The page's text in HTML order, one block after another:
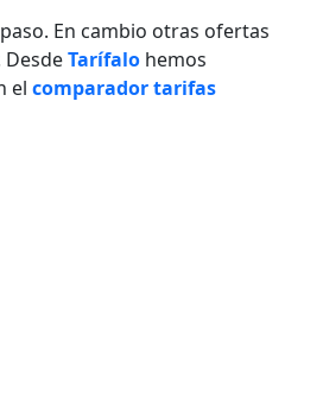
En cambio otras ofertas
Tarífalo hemos
el comparador tarifas